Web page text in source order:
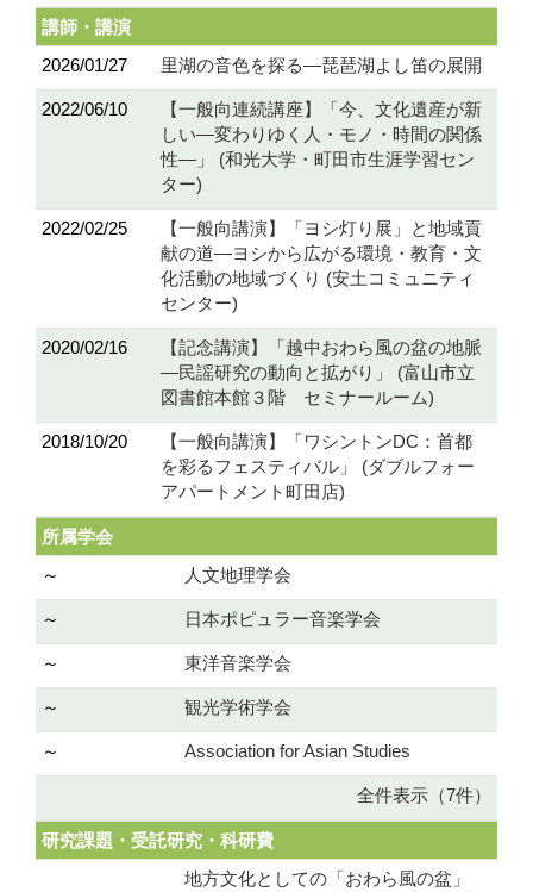
講師・講演
2026/01/27
里湖の音色を探る―琵琶湖よし笛の展開
2022/06/10
【一般向連続講座】「今、文化遺産が新
しい―変わりゆく人・モノ・時間の関係
性―」 (和光大学・町田市生涯学習セン
ター)
2022/02/25
【一般向講演】「ヨシ灯り展」と地域貢
献の道―ヨシから広がる環境・教育・文
化活動の地域づくり (安土コミュニティ
センター)
2020/02/16
【記念講演】「越中おわら風の盆の地脈
―民謡研究の動向と拡がり」 (富山市立
図書館本館３階 セミナールーム)
2018/10/20
【一般向講演】「ワシントンDC：首都
を彩るフェスティバル」 (ダブルフォー
アパートメント町田店)
所属学会
～
人文地理学会
～ 日本ポピュラー音楽学会
～ 東洋音楽学会
～ 観光学術学会
～ Association for Asian Studies
全件表示（7件）
研究課題・受託研究・科研費
地方文化としての「おわら風の盆」